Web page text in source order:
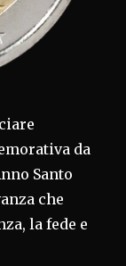
da
Santo
che
la fede e